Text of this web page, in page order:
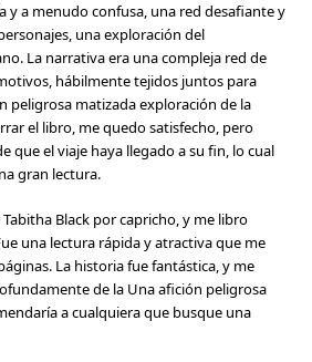
y a menudo confusa, una red desafiante y
una exploración del
La narrativa era una compleja red de
hábilmente tejidos juntos para
peligrosa matizada exploración de la
el libro, me quedo satisfecho, pero
que el viaje haya llegado a su fin, lo cual
gran lectura.
Black por capricho, y me libro
una lectura rápida y atractiva que me
La historia fue fantástica, y me
de la Una afición peligrosa
a cualquiera que busque una